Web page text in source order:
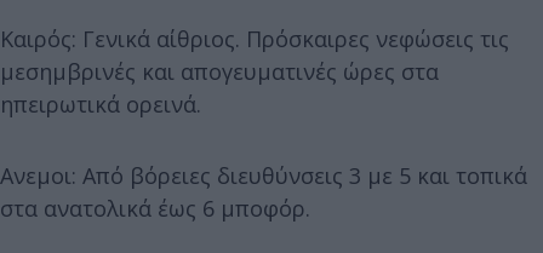
Καιρός: Γενικά αίθριος. Πρόσκαιρες νεφώσεις τις
μεσημβρινές και απογευματινές ώρες στα
ηπειρωτικά ορεινά.
Ανεμοι: Από βόρειες διευθύνσεις 3 με 5 και τοπικά
στα ανατολικά έως 6 μποφόρ.